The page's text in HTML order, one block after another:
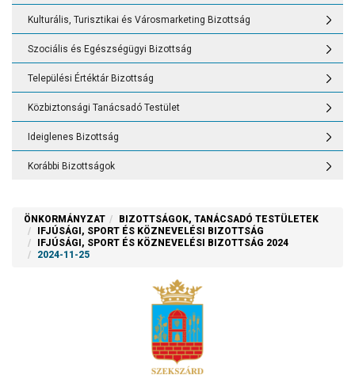
Kulturális, Turisztikai és Városmarketing Bizottság
Szociális és Egészségügyi Bizottság
Települési Értéktár Bizottság
Közbiztonsági Tanácsadó Testület
Ideiglenes Bizottság
Korábbi Bizottságok
ÖNKORMÁNYZAT
BIZOTTSÁGOK, TANÁCSADÓ TESTÜLETEK
IFJÚSÁGI, SPORT ÉS KÖZNEVELÉSI BIZOTTSÁG
IFJÚSÁGI, SPORT ÉS KÖZNEVELÉSI BIZOTTSÁG 2024
2024-11-25